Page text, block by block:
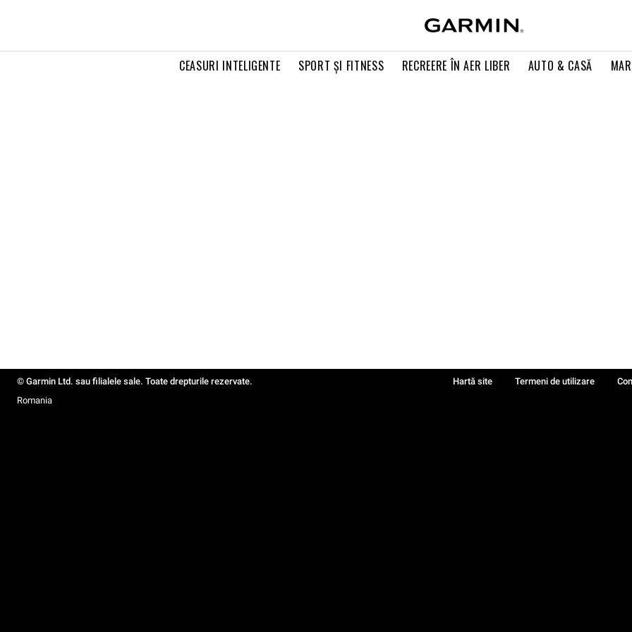
CEASURI INTELIGENTE SPORT ŞI FITNESS RECREERE ÎN AER LIBER AUTO & CASĂ
© Garmin Ltd. sau filialele sale. Toate drepturile rezervate. Hartă site Termeni de utilizare
Romania